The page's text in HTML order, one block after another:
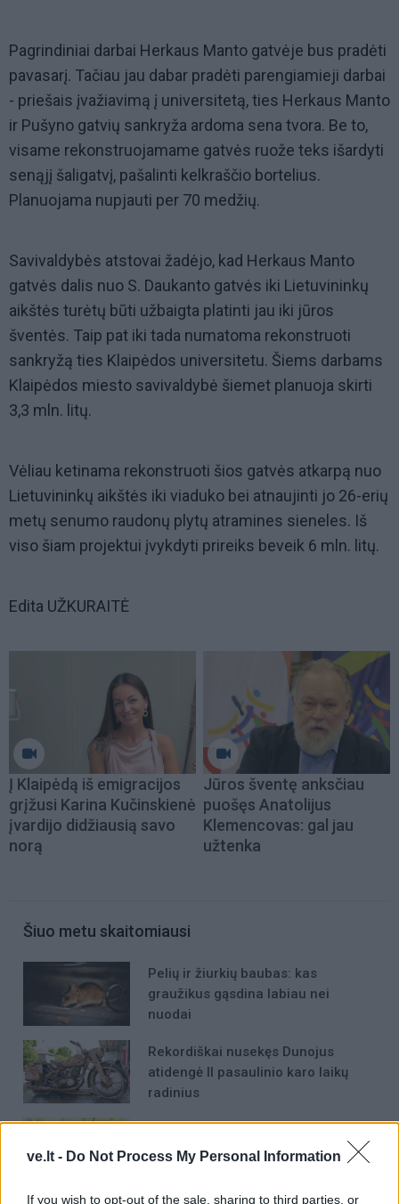
ve.lt - Do Not Process My Personal Information
If you wish to opt-out of the sale, sharing to third parties, or
Pagrindiniai darbai Herkaus Manto gatvėje bus pradėti
pavasarį. Tačiau jau dabar pradėti parengiamieji darbai
- priešais įvažiavimą į universitetą, ties Herkaus Manto
ir Pušyno gatvių sankryža ardoma sena tvora. Be to,
visame rekonstruojamame gatvės ruože teks išardyti
senąjį šaligatvį, pašalinti kelkraščio bortelius.
Planuojama nupjauti per 70 medžių.
Savivaldybės atstovai žadėjo, kad Herkaus Manto
gatvės dalis nuo S. Daukanto gatvės iki Lietuvininkų
aikštės turėtų būti užbaigta platinti jau iki jūros
šventės. Taip pat iki tada numatoma rekonstruoti
sankryžą ties Klaipėdos universitetu. Šiems darbams
Klaipėdos miesto savivaldybė šiemet planuoja skirti
3,3 mln. litų.
Vėliau ketinama rekonstruoti šios gatvės atkarpą nuo
Lietuvininkų aikštės iki viaduko bei atnaujinti jo 26-erių
metų senumo raudonų plytų atramines sieneles. Iš
viso šiam projektui įvykdyti prireiks beveik 6 mln. litų.
Edita UŽKURAITĖ
Į Klaipėdą iš emigracijos
grįžusi Karina Kučinskienė
įvardijo didžiausią savo
norą
Jūros šventę anksčiau
puošęs Anatolijus
Klemencovas: gal jau
užtenka
Šiuo metu skaitomiausi
Pelių ir žiurkių baubas: kas
graužikus gąsdina labiau nei
nuodai
Rekordiškai nusekęs Dunojus
atidengė II pasaulinio karo laikų
radinius
Geltonuoja agurkų lapai: kalta ne
liga, o viena dažna klaida